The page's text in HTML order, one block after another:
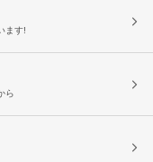
ます!
ら